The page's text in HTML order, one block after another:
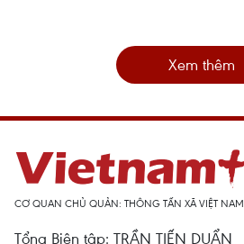
Xem thêm
CƠ QUAN CHỦ QUẢN: THÔNG TẤN XÃ VIỆT NAM
Tổng Biên tập: TRẦN TIẾN DUẨN